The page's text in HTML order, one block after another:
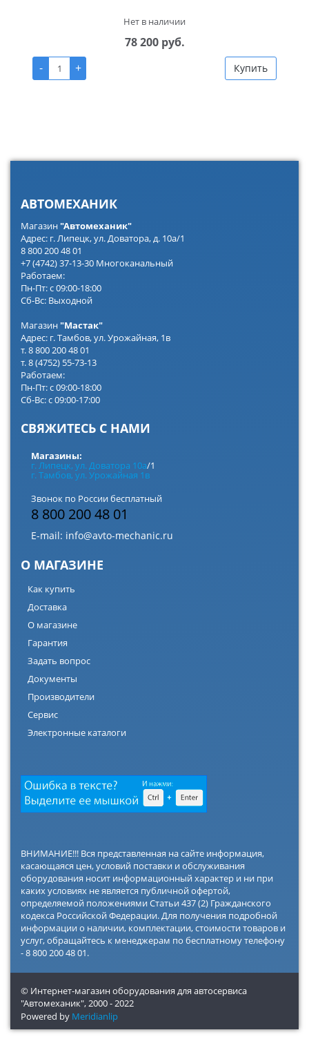
Нет в наличии
78 200 руб.
-
+ Купить
АВТОМЕХАНИК
Магазин"Автомеханик"
Адрес: г. Липецк, ул. Доватора, д. 10а/1
8 800 200 48 01
+7 (4742) 37-13-30 Многоканальный
Работаем:
Пн-Пт: с 09:00-18:00
Сб-Вс: Выходной
Магазин"Мастак"
Адрес: г. Тамбов, ул. Урожайная, 1в
т. 8 800 200 48 01
т. 8 (4752) 55-73-13
Работаем:
Пн-Пт: с 09:00-18:00
Сб-Вс: с 09:00-17:00
СВЯЖИТЕСЬ С НАМИ
Магазины:
г. Липецк, ул. Доватора 10а/1
г. Тамбов, ул. Урожайная 1в
Звонок по России бесплатный
8 800 200 48 01
E-mail: info@avto-mechanic.ru
О МАГАЗИНЕ
Как купить
Доставка
О магазине
Гарантия
Задать вопрос
Документы
Производители
Сервис
Электронные каталоги
ВНИМАНИЕ!!! Вся представленная на сайте информация,
касающаяся цен, условий поставки и обслуживания
оборудования носит информационный характер и ни при
каких условиях не является публичной офертой,
определяемой положениями Статьи 437 (2) Гражданского
кодекса Российской Федерации. Для получения подробной
информации о наличии, комплектации, стоимости товаров и
услуг, обращайтесь к менеджерам по бесплатному телефону
- 8 800 200 48 01.
© Интернет-магазин оборудования для автосервиса
"Автомеханик",2000 - 2022
Powered by Meridianlip